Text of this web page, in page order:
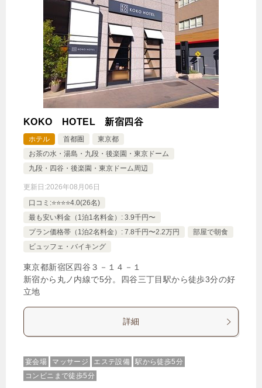
KOKO HOTEL 新宿四谷
ホテル 首都圏
東京都
お茶の水・湯島・九段・後楽園・東京ドーム
九段・四谷・後楽園・東京ドーム周辺
更新日:2026年08月06日
口コミ:⭐️⭐️⭐️⭐️4.0(26名)
最も安い料金（1泊1名料金）: 3.9千円〜
プラン価格帯（1泊2名料金）: 7.8千円〜2.2万円
部屋で朝食
ビュッフェ・バイキング
東京都新宿区四谷３－１４－１
新宿から丸ノ内線で5分。四谷三丁目駅から徒歩3分の好
立地
詳細
宴会場 マッサージ エステ設備
駅から徒歩5分
コンビニまで徒歩5分